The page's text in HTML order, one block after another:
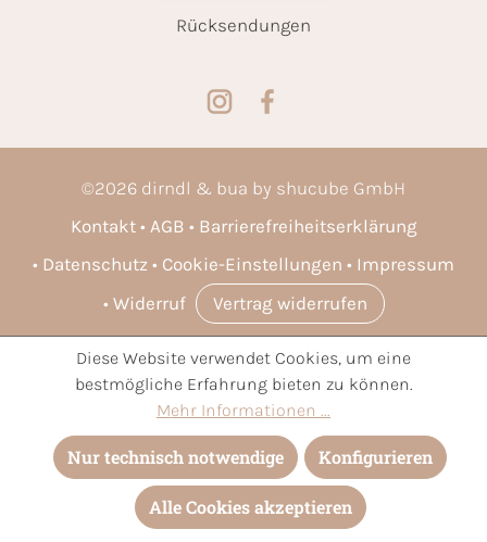
Rücksendungen
©2026 dirndl & bua by shucube GmbH
Kontakt
AGB
Barrierefreiheitserklärung
Datenschutz
Cookie-Einstellungen
Impressum
Widerruf
Vertrag widerrufen
* Alle Preise inkl. gesetzl. Mehrwertsteuer zzgl.Versandkosten
und ggf. Nachnahmegebühren, wenn nicht anders angegeben.
Diese Website verwendet Cookies, um eine
bestmögliche Erfahrung bieten zu können.
Mehr Informationen ...
Nur technisch notwendige Konfigurieren
Alle Cookies akzeptieren